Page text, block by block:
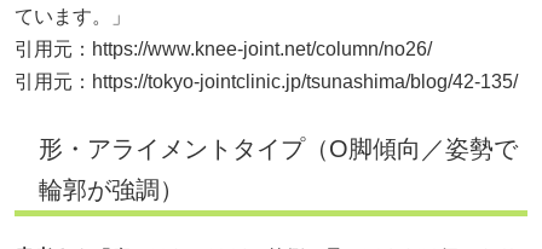
ています。」
引用元： https://www.knee-joint.net/column/no26/
引用元： https://tokyo-jointclinic.jp/tsunashima/blog/42-135/
形・アライメントタイプ（O脚傾向／姿勢で
輪郭が強調）